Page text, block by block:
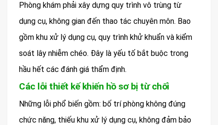
Phòng khám phải xây dựng quy trình vô trùng từ
dụng cụ, không gian đến thao tác chuyên môn. Bao
gồm khu xử lý dụng cụ, quy trình khử khuẩn và kiểm
soát lây nhiễm chéo. Đây là yếu tố bắt buộc trong
hầu hết các đánh giá thẩm định.
Các lỗi thiết kế khiến hồ sơ bị từ chối
Những lỗi phổ biến gồm: bố trí phòng không đúng
chức năng, thiếu khu xử lý dụng cụ, không đảm bảo